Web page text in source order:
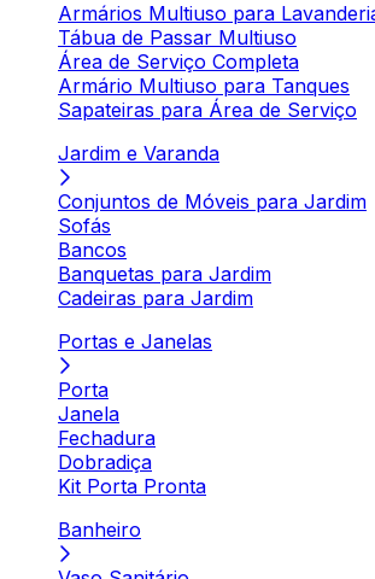
Armários Multiuso para
Tábua de Passar Multiuso
Área de Serviço Completa
Armário Multiuso para Tanques
Sapateiras para Área de Serviço
Jardim e Varanda
Conjuntos de Móveis para Jardim
Sofás
Bancos
Banquetas para Jardim
Cadeiras para Jardim
Portas e Janelas
Porta
Janela
Fechadura
Dobradiça
Kit Porta Pronta
Banheiro